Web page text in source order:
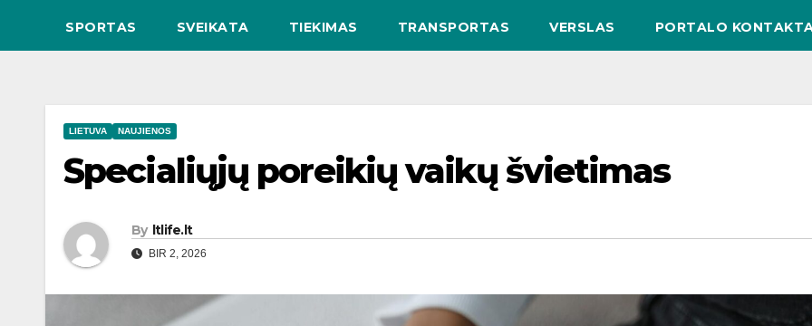
SPORTAS SVEIKATA TIEKIMAS TRANSPORTAS VERSLAS PORTALO
LIETUVA NAUJIENOS
Specialiųjų poreikių vaikų švietimas
By ltlife.lt
BIR 2, 2026